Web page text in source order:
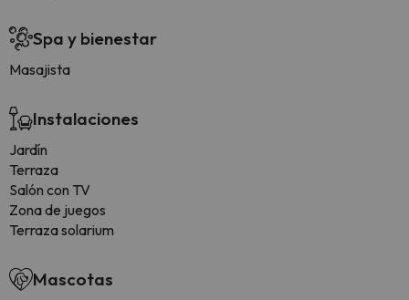
Spa y bienestar
Masajista
Instalaciones
Jardín
Terraza
Salón con TV
Zona de juegos
Terraza solarium
Mascotas